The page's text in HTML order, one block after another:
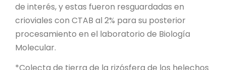
de interés, y estas fueron resguardadas en
crioviales con CTAB al 2% para su posterior
procesamiento en el laboratorio de Biología
Molecular.